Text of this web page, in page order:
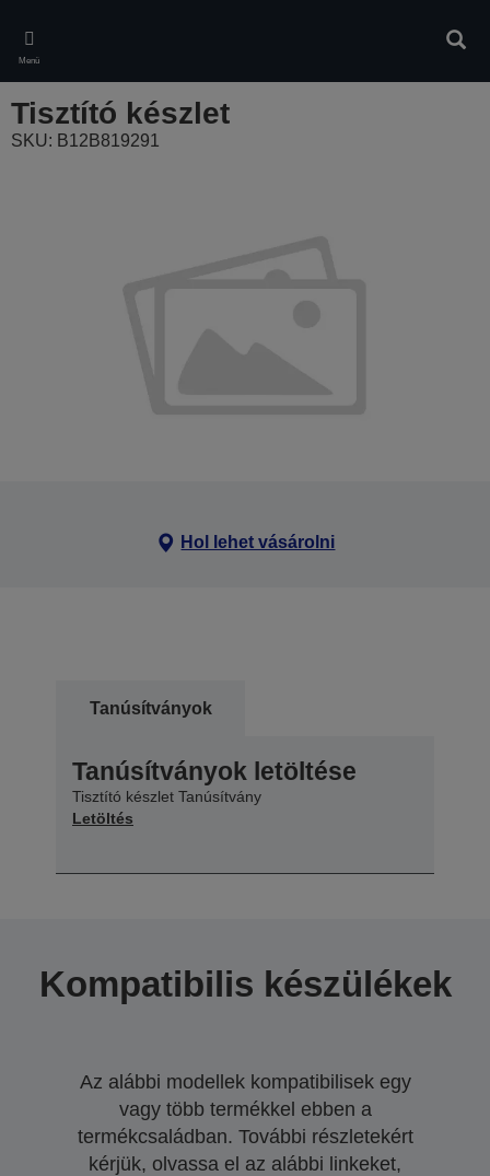
main
content
Menü
Tisztító készlet
SKU: B12B819291
Hol lehet vásárolni
Tanúsítványok
Tanúsítványok letöltése
Tisztító készlet Tanúsítvány
Letöltés
Kompatibilis készülékek
Az alábbi modellek kompatibilisek egy
vagy több termékkel ebben a
termékcsaládban. További részletekért
kérjük, olvassa el az alábbi linkeket,